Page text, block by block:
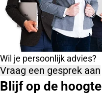
Wil je persoonlijk advies?
Vraag een gesprek aan
Blijf op de hoogte